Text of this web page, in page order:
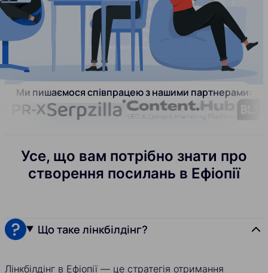
Ми пишаємося співпрацею з нашими партнерами:
Усе, що вам потрібно знати про
створення посилань в Ефіопії
Що таке лінкбілдінг?
Лінкбілдінг в Ефіопії — це стратегія отримання